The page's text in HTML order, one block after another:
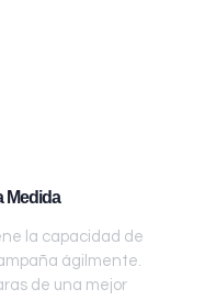
Medida
la capacidad de
ágilmente.
de una mejor